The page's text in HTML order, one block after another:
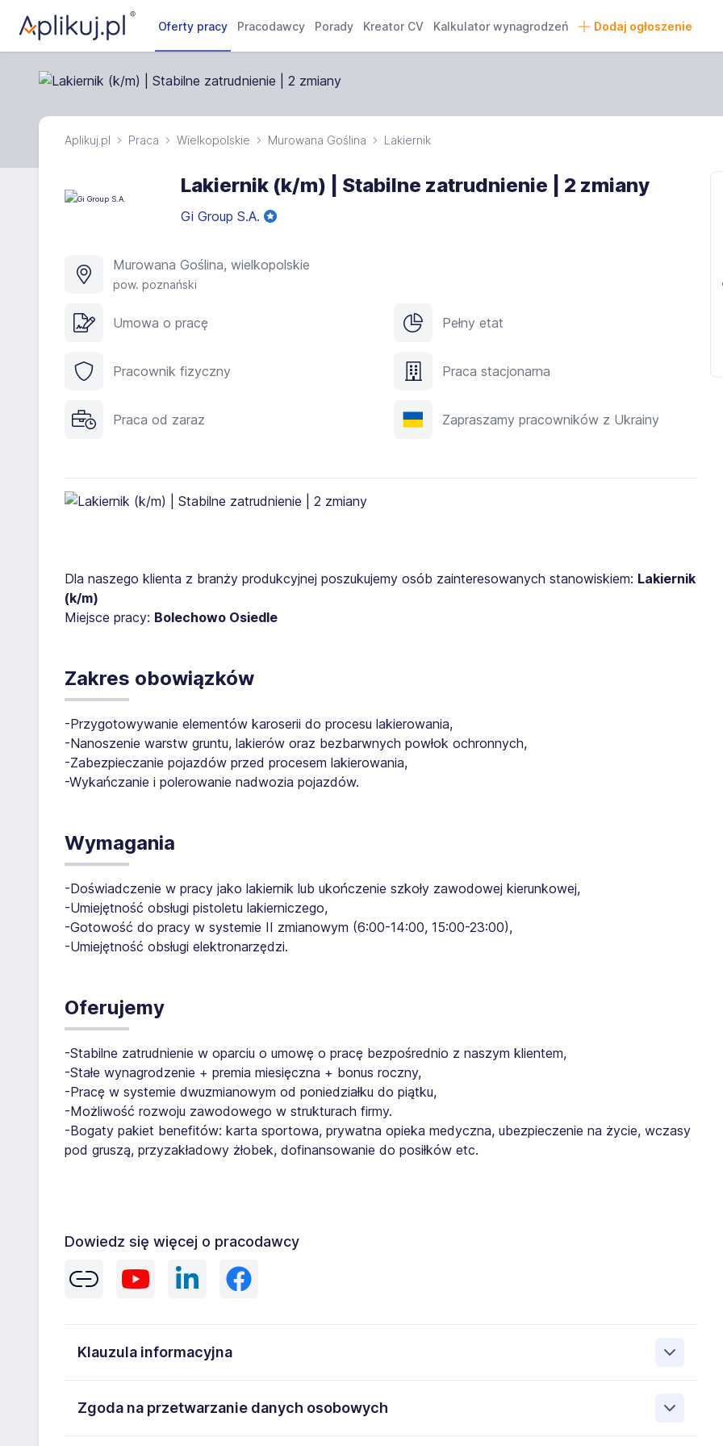
Oferty pracy Pracodawcy Porady Kreator CV Kalkulator wynagrodzeń Dodaj ogłoszenie
Aplikuj.pl Praca Wielkopolskie Murowana Goślina Lakiernik
Lakiernik (k/m) | Stabilne zatrudnienie | 2 zmiany
Gi Group S.A.
Murowana Goślina, wielkopolskie
pow. poznański
Umowa o pracę Pełny etat
Pracownik fizyczny Praca stacjonarna
Praca od zaraz Zapraszamy pracowników z Ukrainy
Dla naszego klienta z branży produkcyjnej poszukujemy osób zainteresowanych stanowiskiem: Lakiernik
(k/m)
Miejsce pracy: Bolechowo Osiedle
Zakres obowiązków
-Przygotowywanie elementów karoserii do procesu lakierowania,
-Nanoszenie warstw gruntu, lakierów oraz bezbarwnych powłok ochronnych,
-Zabezpieczanie pojazdów przed procesem lakierowania,
-Wykańczanie i polerowanie nadwozia pojazdów.
Wymagania
-Doświadczenie w pracy jako lakiernik lub ukończenie szkoły zawodowej kierunkowej,
-Umiejętność obsługi pistoletu lakierniczego,
-Gotowość do pracy w systemie II zmianowym (6:00-14:00, 15:00-23:00),
-Umiejętność obsługi elektronarzędzi.
Oferujemy
-Stabilne zatrudnienie w oparciu o umowę o pracę bezpośrednio z naszym klientem,
-Stałe wynagrodzenie + premia miesięczna + bonus roczny,
-Pracę w systemie dwuzmianowym od poniedziałku do piątku,
-Możliwość rozwoju zawodowego w strukturach firmy.
-Bogaty pakiet benefitów: karta sportowa, prywatna opieka medyczna, ubezpieczenie na życie, wczasy
pod gruszą, przyzakładowy żłobek, dofinansowanie do posiłków etc.
Dowiedz się więcej o pracodawcy
Klauzula informacyjna
dane osobowe przetwarzane są w celu rekrutacji przez Administratora. Wiem, że przysługują mi następujące
Zgoda na przetwarzanie danych osobowych